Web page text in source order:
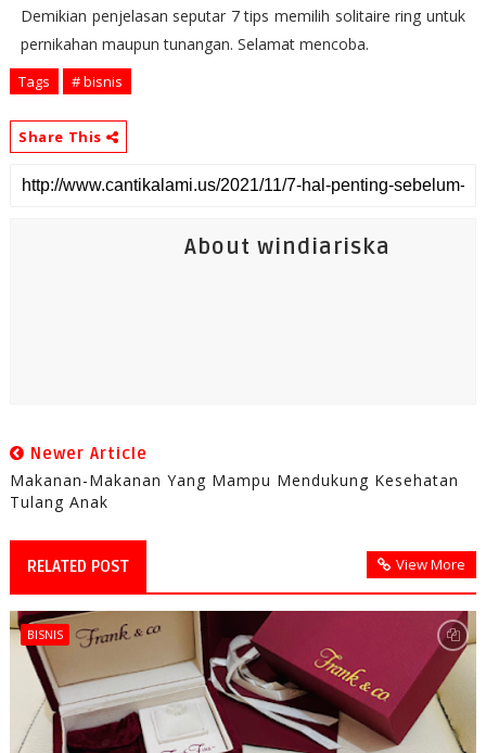
Demikian penjelasan seputar 7 tips memilih solitaire ring untuk
pernikahan maupun tunangan. Selamat mencoba.
Tags # bisnis
Share This
About windiariska
Newer Article
Makanan-Makanan Yang Mampu Mendukung Kesehatan
Tulang Anak
RELATED POST View More
BISNIS